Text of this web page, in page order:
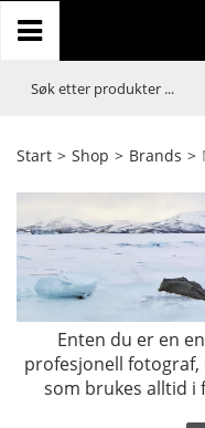
Start > Shop > Brands >
Enten du er en
profesjonell
som brukes alltid i